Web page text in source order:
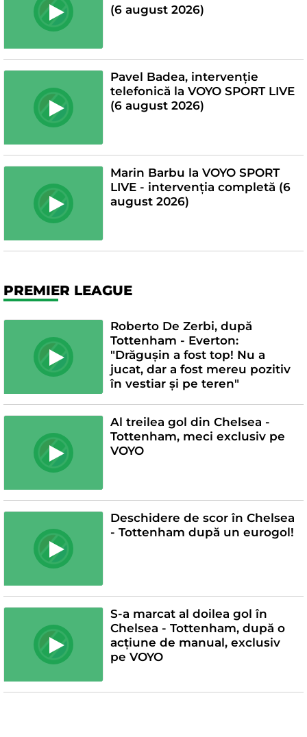
(6 august 2026)
Pavel Badea, intervenție
telefonică la VOYO SPORT LIVE
(6 august 2026)
Marin Barbu la VOYO SPORT
LIVE - intervenția completă (6
august 2026)
PREMIER LEAGUE
Roberto De Zerbi, după
Tottenham - Everton:
"Drăgușin a fost top! Nu a
jucat, dar a fost mereu pozitiv
în vestiar și pe teren"
Al treilea gol din Chelsea -
Tottenham, meci exclusiv pe
VOYO
Deschidere de scor în Chelsea
- Tottenham după un eurogol!
S-a marcat al doilea gol în
Chelsea - Tottenham, după o
acțiune de manual, exclusiv
pe VOYO